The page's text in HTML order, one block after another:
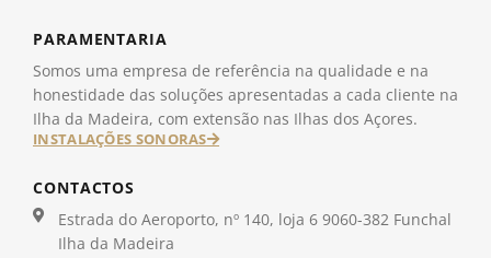
PARAMENTARIA
Somos uma empresa de referência na qualidade e na
honestidade das soluções apresentadas a cada cliente na
Ilha da Madeira, com extensão nas Ilhas dos Açores.
INSTALAÇÕES SONORAS
CONTACTOS
Estrada do Aeroporto, nº 140, loja 6 9060-382 Funchal
Ilha da Madeira